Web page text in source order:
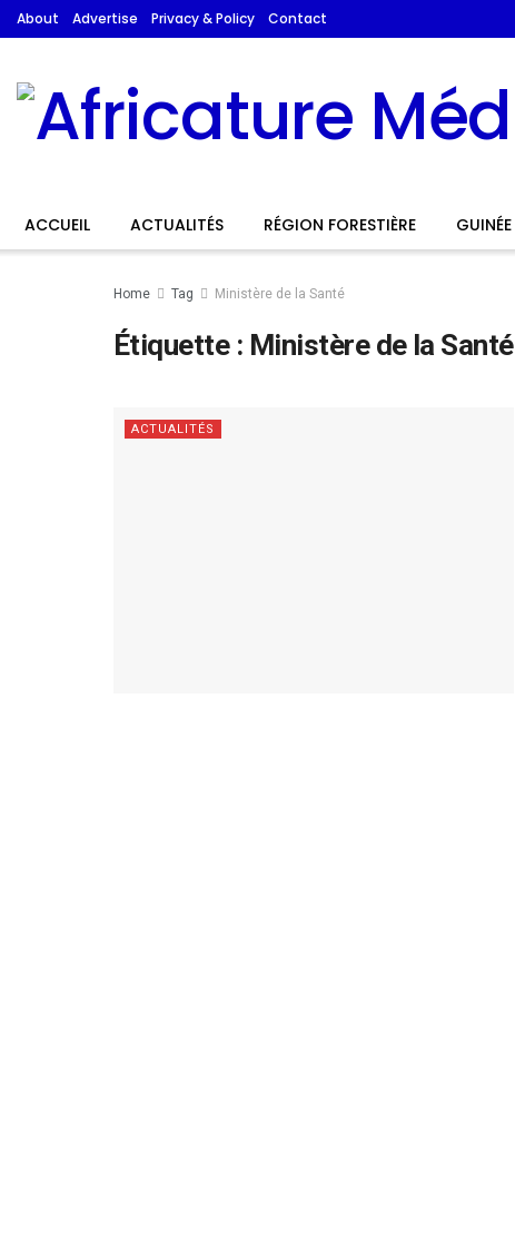
About Advertise Privacy & Policy Contact
ACCUEIL ACTUALITÉS RÉGION FORESTIÈRE GUINÉE
Home Tag Ministère de la Santé
Étiquette : Ministère de la Santé
ACTUALITÉS